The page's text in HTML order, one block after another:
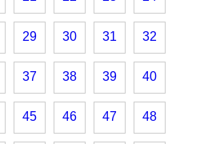
29 30 31 32
37 38 39 40
45 46 47 48